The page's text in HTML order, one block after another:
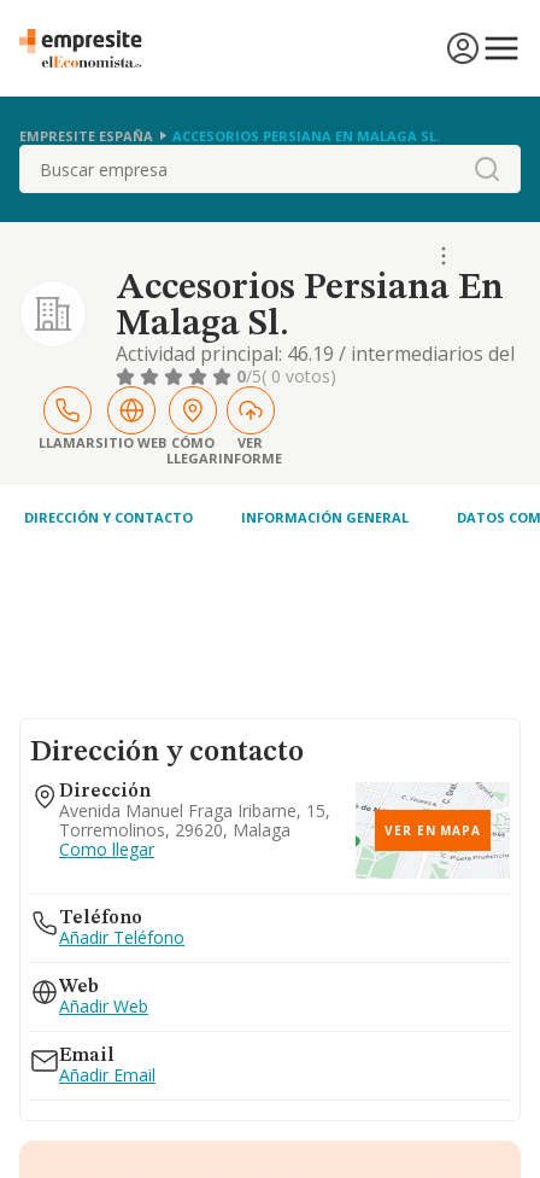
EMPRESITE ESPAÑA ACCESORIOS PERSIANA EN MALAGA SL.
Buscar
Accesorios Persiana En
Malaga Sl.
Actividad principal: 46.19 / intermediarios del
comercio de productos diversos
0/5( 0 votos)
LLAMARSITIO WEB CÓMO
LLEGAR
VER
INFORME
DIRECCIÓN Y CONTACTO INFORMACIÓN GENERAL DATOS
Dirección y contacto
Dirección
Avenida Manuel Fraga Iribarne, 15,
Torremolinos, 29620, Malaga
Como llegar
VER EN MAPA
Teléfono
Añadir Teléfono
Web
Añadir Web
Email
Añadir Email